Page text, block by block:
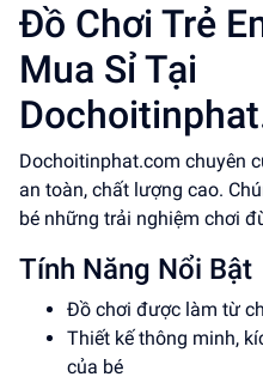
Đồ Chơi Trẻ
Mua Sỉ Tại
Dochoitinphat.com chuyên
an toàn, chất lượng cao.
bé những trải nghiệm chơi
Tính Năng Nổi Bật
Đồ chơi được làm từ
Thiết kế thông minh,
của bé